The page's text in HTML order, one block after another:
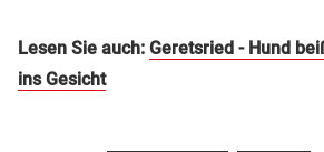
Lesen Sie auch: Geretsried - Hund
ins Gesicht